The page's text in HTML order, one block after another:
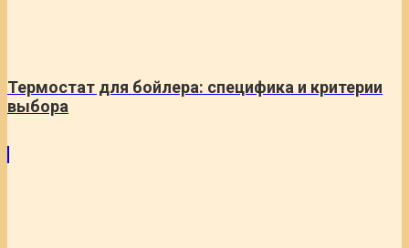
Термостат для бойлера: специфика и критерии
выбора